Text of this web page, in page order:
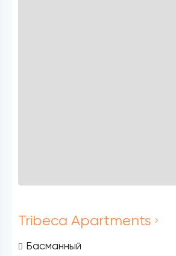
Tribeca Apartments
Басманный